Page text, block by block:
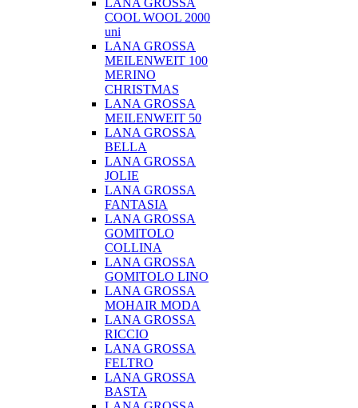
LANA GROSSA
COOL WOOL 2000
uni
LANA GROSSA
MEILENWEIT 100
MERINO
CHRISTMAS
LANA GROSSA
MEILENWEIT 50
LANA GROSSA
BELLA
LANA GROSSA
JOLIE
LANA GROSSA
FANTASIA
LANA GROSSA
GOMITOLO
COLLINA
LANA GROSSA
GOMITOLO LINO
LANA GROSSA
MOHAIR MODA
LANA GROSSA
RICCIO
LANA GROSSA
FELTRO
LANA GROSSA
BASTA